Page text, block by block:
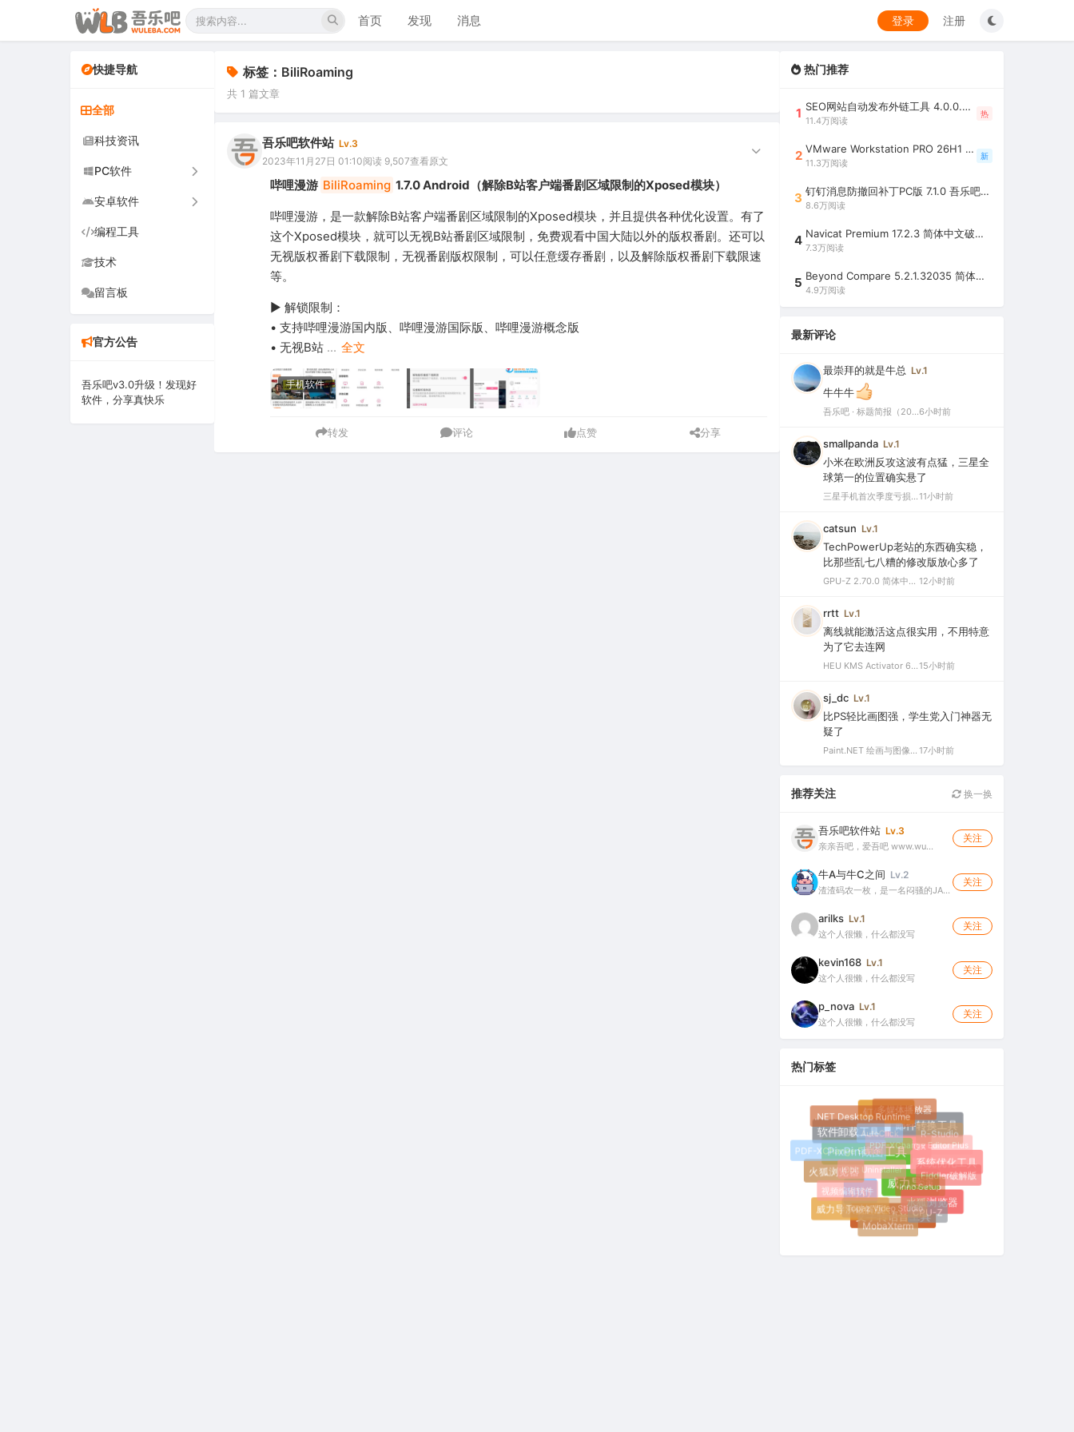
首页 发现 消息 登录 注册
快捷导航
全部
科技资讯
PC软件
办公软件
网络软件
音频视频
系统下载
安卓软件
手机软件
车机软件
编程工具
技术
留言板
官方公告
吾乐吧v3.0升级！发现好
软件，分享真快乐
标签：BiliRoaming
共 1 篇文章
吾乐吧软件站 Lv.3
2023年11月27日 01:10阅读 9,507查看原文
哔哩漫游 BiliRoaming 1.7.0 Android（解除B站客户端番剧区域限制的Xposed模块）
哔哩漫游，是一款解除B站客户端番剧区域限制的Xposed模块，并且提供各种优化设置。有了
这个Xposed模块，就可以无视B站番剧区域限制，免费观看中国大陆以外的版权番剧。还可以
无视版权番剧下载限制，无视番剧版权限制，可以任意缓存番剧，以及解除版权番剧下载限速
等。
▶ 解锁限制：
• 支持哔哩漫游国内版、哔哩漫游国际版、哔哩漫游概念版
• 无视B站 ... 全文
手机软件
转发 评论 点赞 分享
热门推荐
1 SEO网站自动发布外链工具 4.0.0.0 吾乐吧优化版（智能代理狂刷外链）
11.4万阅读
热
2 VMware Workstation PRO 26H1 中文精简安装注册版 / 完整版（最好用的虚拟机软件）
11.3万阅读
新
3 钉钉消息防撤回补丁PC版 7.1.0 吾乐吧优化版（支持消息防撤回+钉钉多开+支持消息永不已读+去除钉钉水印）
8.6万阅读
4 Navicat Premium 17.2.3 简体中文破解版（多重数据库管理工具）
7.3万阅读
5 Beyond Compare 5.2.1.32035 简体中文注册版（超强文件/夹比较工具）
4.9万阅读
最新评论
最崇拜的就是牛总 Lv.1
牛牛牛
吾乐吧 · 标题简报（2026-08-08）6小时前
smallpanda Lv.1
小米在欧洲反攻这波有点猛，三星全
球第一的位置确实悬了
三星手机首次季度亏损，中国市场仅剩0.1%份额背后的三大败因11小时前
catsun Lv.1
TechPowerUp老站的东西确实稳，
比那些乱七八糟的修改版放心多了
GPU-Z 2.70.0 简体中文汉化版（显卡测试专业的软件） 12小时前
rrtt Lv.1
离线就能激活这点很实用，不用特意
为了它去连网
HEU KMS Activator 64.0 简体中文版（支持激活最新版Windows/Office离线永久激活）15小时前
sj_dc Lv.1
比PS轻比画图强，学生党入门神器无
疑了
Paint.NET 绘画与图像处理软件 v5.1.12 官方版（Windows 免费开源图像编辑工具） 17小时前
推荐关注 换一换
吾乐吧软件站 Lv.3
亲亲吾吧，爱吾吧 www.wu…
关注
牛A与牛C之间 Lv.2
渣渣码农一枚，是一名闷骚的JA…
关注
arilks Lv.1
这个人很懒，什么都没写
关注
kevin168 Lv.1
这个人很懒，什么都没写
关注
p_nova Lv.1
这个人很懒，什么都没写
关注
热门标签
威力导演
Firefox
PixPin截图工具
钉钉
文字转语音工具
水狐浏览器
系统优化工具
邮件转换工具
钉钉PC版
软件卸载工具
火狐浏览器
威力导演破解版
MobaXterm
CPU-Z
Fiddler破解版
R-Studio
多媒体播放器
.NET Desktop Runtime
PDF-XChange Editor
视频编辑软件
Topaz Video Studio
Inno Setup
PDF-XChange Editor Plus
AutoClick
IObit Uninstaller